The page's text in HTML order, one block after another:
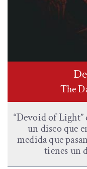
The
“Devoid of Light”
un disco que
medida que
tienes un